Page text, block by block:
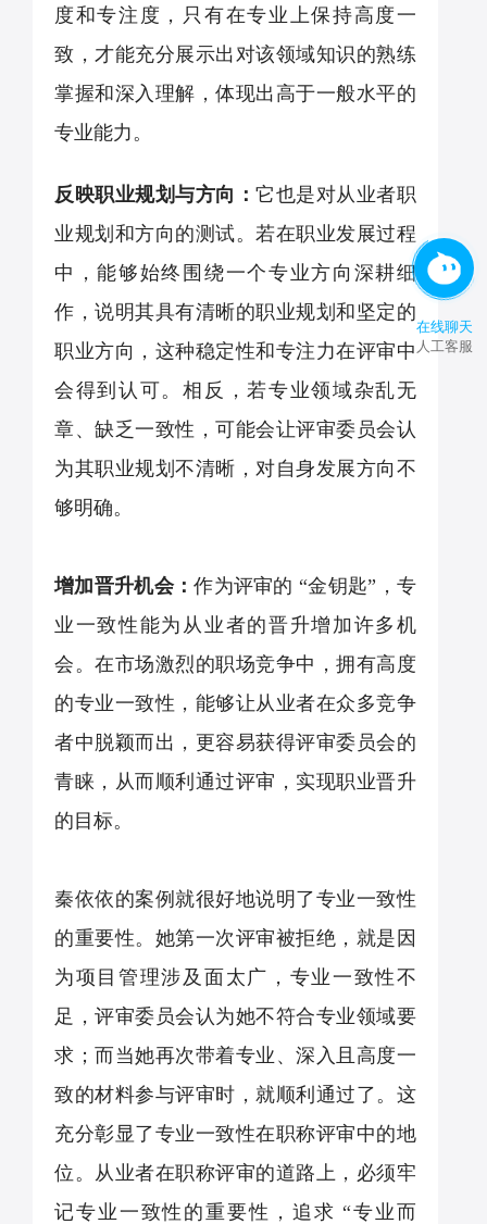
度和专注度，只有在专业上保持高度一
致，才能充分展示出对该领域知识的熟练
掌握和深入理解，体现出高于一般水平的
专业能力。
反映职业规划与方向：它也是对从业者职
业规划和方向的测试。若在职业发展过程
中，能够始终围绕一个专业方向深耕细
作，说明其具有清晰的职业规划和坚定的
职业方向，这种稳定性和专注力在评审中
会得到认可。相反，若专业领域杂乱无
章、缺乏一致性，可能会让评审委员会认
为其职业规划不清晰，对自身发展方向不
够明确。
增加晋升机会：作为评审的 “金钥匙” ，专
业一致性能为从业者的晋升增加许多机
会。在市场激烈的职场竞争中，拥有高度
的专业一致性，能够让从业者在众多竞争
者中脱颖而出，更容易获得评审委员会的
青睐，从而顺利通过评审，实现职业晋升
的目标。
秦依依的案例就很好地说明了专业一致性
的重要性。她第一次评审被拒绝，就是因
为项目管理涉及面太广，专业一致性不
足，评审委员会认为她不符合专业领域要
求；而当她再次带着专业、深入且高度一
致的材料参与评审时，就顺利通过了。这
充分彰显了专业一致性在职称评审中的地
位。从业者在职称评审的道路上，必须牢
记专业一致性的重要性，追求 “专业而
在线聊天
人工客服